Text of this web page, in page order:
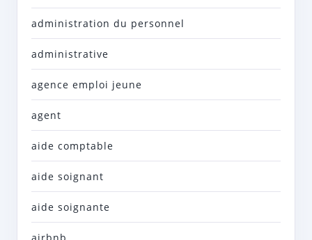
administration du personnel
administrative
agence emploi jeune
agent
aide comptable
aide soignant
aide soignante